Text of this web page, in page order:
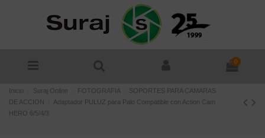
0
Inicio Suraj Online FOTOGRAFIA
SOPORTES PARA CAMARAS
DE ACCION
Adaptador PULUZ para Palo Compatible con Action Cam
HERO 6/5/4/3